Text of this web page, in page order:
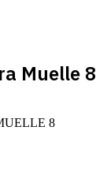
Muelle 8
8